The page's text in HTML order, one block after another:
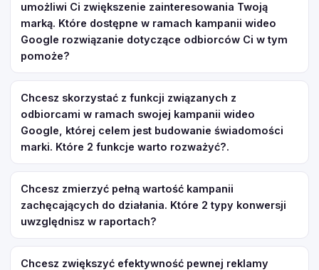
umożliwi Ci zwiększenie zainteresowania Twoją
marką. Które dostępne w ramach kampanii wideo
Google rozwiązanie dotyczące odbiorców Ci w tym
pomoże?
Chcesz skorzystać z funkcji związanych z
odbiorcami w ramach swojej kampanii wideo
Google, której celem jest budowanie świadomości
marki. Które 2 funkcje warto rozważyć?.
Chcesz zmierzyć pełną wartość kampanii
zachęcających do działania. Które 2 typy konwersji
uwzględnisz w raportach?
Chcesz zwiększyć efektywność pewnej reklamy